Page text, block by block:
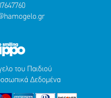
του Παιδιού
Δεδομένα